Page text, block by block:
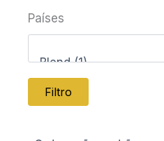
Países
Filtro